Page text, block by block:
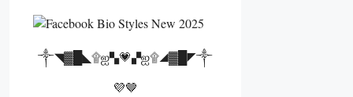
༒◥▓█◣۩ஐ▚💗▞ஐ۩◢▓█◤༒
💜🤎